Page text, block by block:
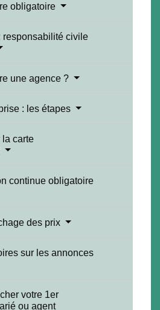
obligatoire
responsabilité civile
une agence ?
: les étapes
la carte
continue obligatoire
des prix
sur les annonces
votre 1er
ou agent